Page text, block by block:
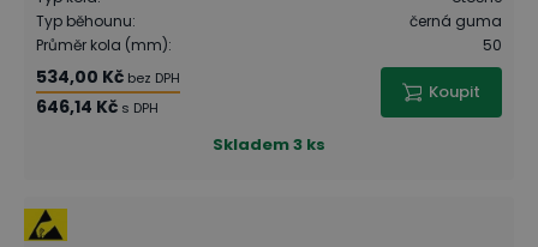
Typ běhounu:
černá guma
Průměr kola (mm): 50
534,00 Kč bez DPH
646,14 Kč s DPH
Koupit
Skladem3 ks